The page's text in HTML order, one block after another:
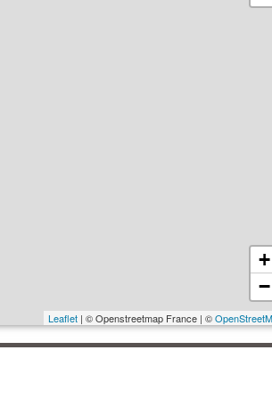
+
−
Leaflet| © Openstreetmap France | ©